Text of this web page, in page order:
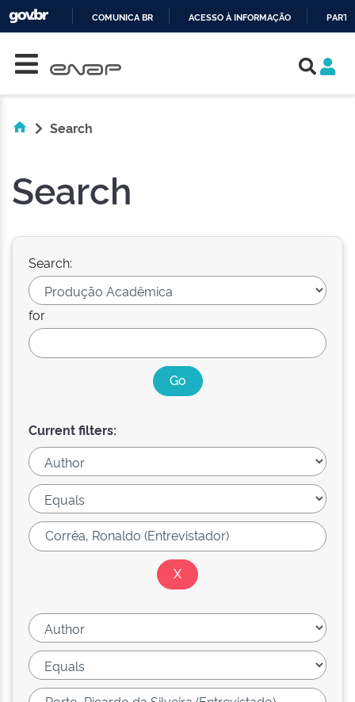
COMUNICA BR ACESSO À INFORMAÇÃO
Search
Search
Search:
for
Current filters: